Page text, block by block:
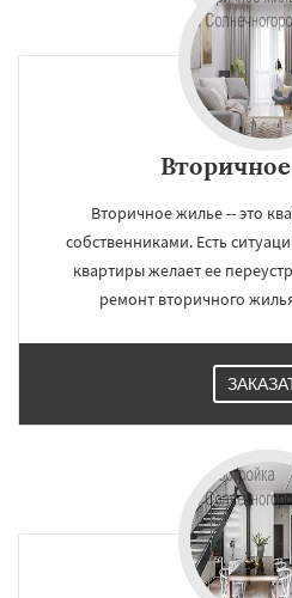
Вторичное жилье -- это
собственниками. Есть
квартиры желает ее
ремонт вторичного